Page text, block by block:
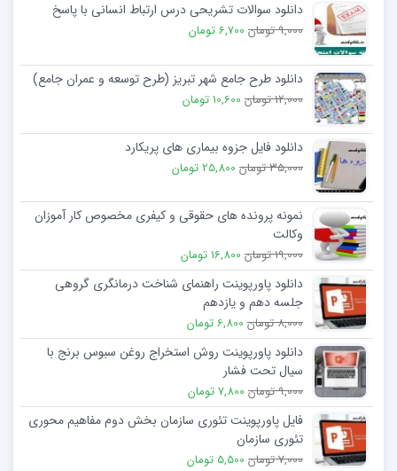
دانلود سوالات تشریحی درس ارتباط انسانی با پاسخ
9,000 تومان 6,700 تومان
دانلود طرح جامع شهر تبريز (طرح توسعه و عمران جامع)
12,000 تومان 10,600 تومان
دانلود فایل جزوه بیماری های پریکارد
35,000 تومان 25,800 تومان
نمونه پرونده های حقوقی و کیفری مخصوص کار آموزان
وکالت
19,000 تومان 16,800 تومان
دانلود پاورپوینت راهنمای شناخت درمانگری گروهی
جلسه دهم و یازدهم
8,000 تومان 6,800 تومان
دانلود پاورپوینت روش استخراج روغن سبوس برنج با
سیال تحت فشار
9,000 تومان 7,800 تومان
فایل پاورپوینت تئوری سازمان بخش دوم مفاهیم محوری
تئوری سازمان
7,000 تومان 5,500 تومان